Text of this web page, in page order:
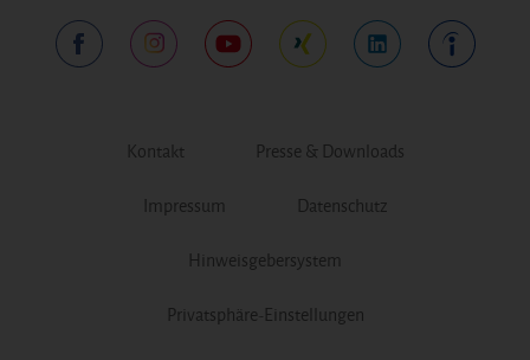
Kontakt Presse & Downloads
Impressum Datenschutz
Hinweisgebersystem
Privatsphäre-Einstellungen